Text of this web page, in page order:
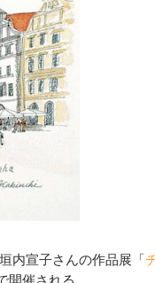
内宣子さんの作品展「